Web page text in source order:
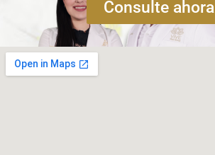
Consulte ahora